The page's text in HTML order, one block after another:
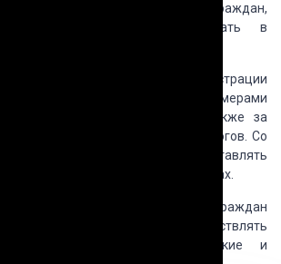
проводят объединения граждан,
документы и получать в
объяснение.
и органы налоговой администрации
за источниками и размерами
финансовых поступлений, а также за
объединениями граждан налогов. Со
граждан должны представлять
декларацию о доходах и расходах.
объединениями граждан
и стандартов могут осуществлять
санитарно-эпидемические и